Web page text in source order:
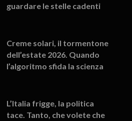
guardare le stelle cadenti
Creme solari, il tormentone
dell’estate 2026. Quando
l’algoritmo sfida la scienza
L’Italia frigge, la politica
tace. Tanto, che volete che